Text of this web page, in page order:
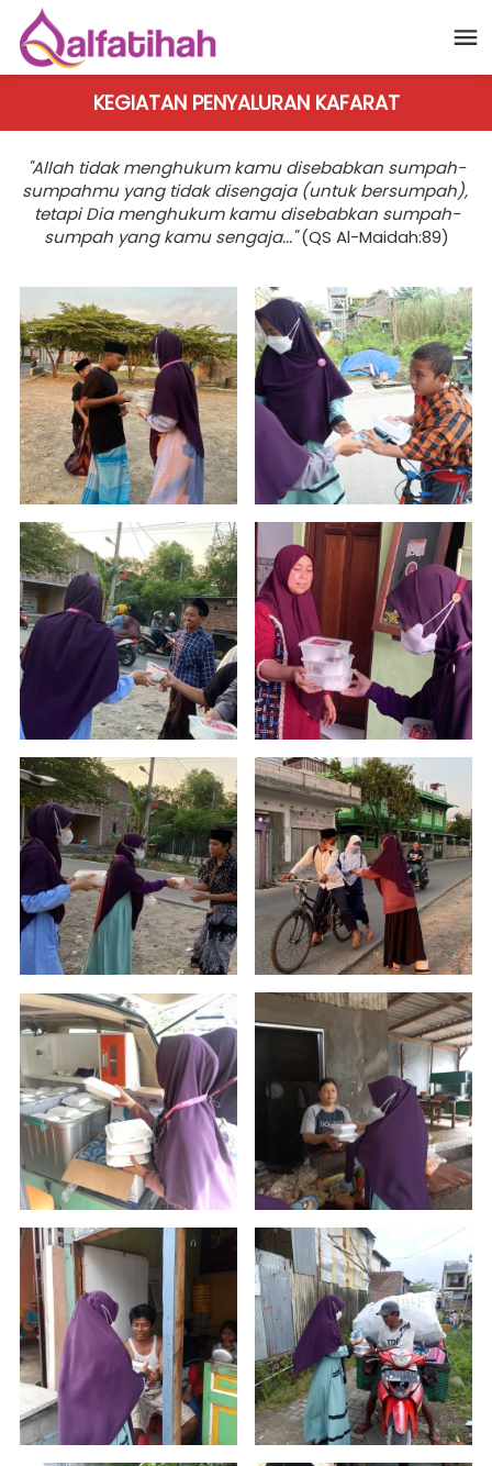
KEGIATAN PENYALURAN KAFARAT
"Allah tidak menghukum kamu disebabkan sumpah-
sumpahmu yang tidak disengaja (untuk bersumpah),
tetapi Dia menghukum kamu disebabkan sumpah-
sumpah yang kamu sengaja..." (QS Al-Maidah:89)